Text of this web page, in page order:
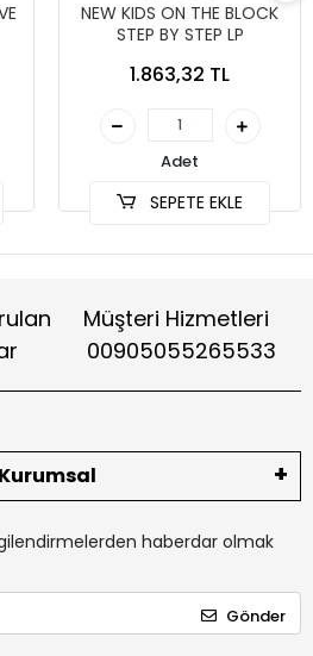
NEW KIDS ON THE BLOCK
STEP BY STEP LP
1.863,32 TL
Adet
SEPETE EKLE
Müşteri Hizmetleri
00905055265533
Kurumsal
haberdar olmak
Gönder